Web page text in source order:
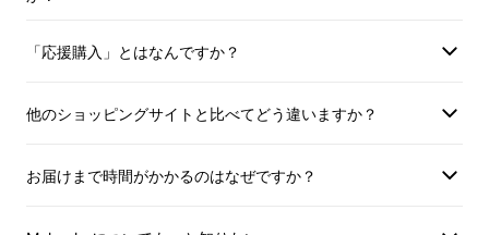
「応援購入」とはなんですか？
他のショッピングサイトと比べてどう違いますか？
お届けまで時間がかかるのはなぜですか？